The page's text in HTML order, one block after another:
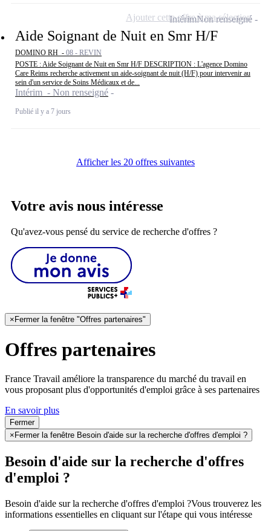
Aide Soignant de Nuit en Smr H/F
DOMINO RH - 08 - REVIN
POSTE : Aide Soignant de Nuit en Smr H/F DESCRIPTION : L'agence Domino
Care Reims recherche activement un aide-soignant de nuit (H/F) pour intervenir au
sein d'un service de Soins Médicaux et de...
Intérim - Non renseigné
Publié il y a 7 jours
IntérimNon renseigné
Ajouter cette offre à ma sélection
Afficher les 20 offres suivantes
Votre avis nous intéresse
Qu'avez-vous pensé du service de recherche d'offres ?
×Fermer la fenêtre "Offres partenaires"
Offres partenaires
France Travail améliore la transparence du marché du travail en
vous proposant plus d'opportunités d'emploi grâce à ses partenaires
En savoir plus
Fermer
× Fermer la fenêtre Besoin d'aide sur la recherche d'offres d'emploi ?
Besoin d'aide sur la recherche d'offres
d'emploi ?
Besoin d'aide sur la recherche d'offres d'emploi ?Vous trouverez les
informations essentielles en cliquant sur l'étape qui vous intéresse